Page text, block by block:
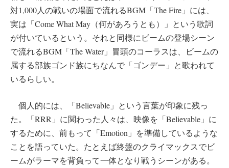
対1,000人の戦いの場面で流れるBGM「The Fire」には、
実は「Come What May（何があろうとも）」という歌詞
が付いているという。それと同様にビームの登場シーン
で流れるBGM「The Water」冒頭のコーラスは、ビームの
属する部族ゴンド族にちなんで「ゴンデー」と歌われて
いるらしい。
個人的には、「Believable」という言葉が印象に残っ
た。「RRR」に関わった人々は、映像を「Believable」に
するために、前もって「Emotion」を準備しているような
ことを語っていた。たとえば終盤のクライマックスでビ
ームがラーマを背負って一体となり戦うシーンがある。